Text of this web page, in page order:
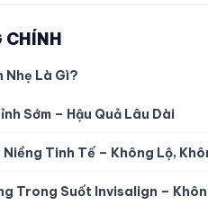
CHÍNH
Nhẹ Là Gì?
Sớm – Hậu Quả Lâu Dài
Niềng Tinh Tế – Không Lộ,
Trong Suốt Invisalign –